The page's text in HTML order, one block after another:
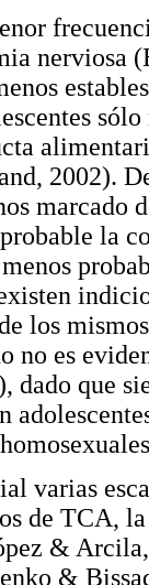
nerviosa
2002).
marcado
probable la
los
no es
dado que
varias
de TCA,
&
&